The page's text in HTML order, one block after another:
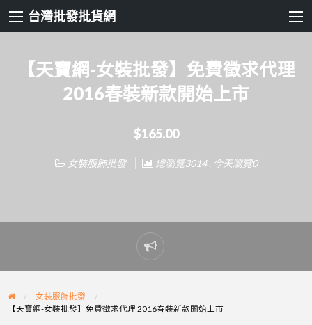
台灣批發批貨網
【天寶網-女裝批發】免費徵求代理
2016春裝新款開始上市
$165.00
女裝服飾批發 總瀏覽3014 , 今天瀏覽0
Report
problem
女裝服飾批發
【天寶網-女裝批發】免費徵求代理 2016春裝新款開始上市